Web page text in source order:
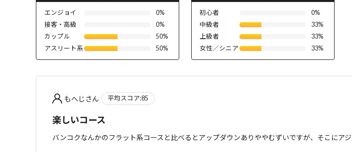
エンジョイ
0%
接客・高級
0%
カップル
50%
アスリート系
50%
初心者
0%
中級者
33%
上級者
33%
女性／シニア
33%
もへじさん 平均スコア:85
楽しいコース
バンコクなんかのフラット系コースと比べるとアップダウンありややむずいですが、そこにア